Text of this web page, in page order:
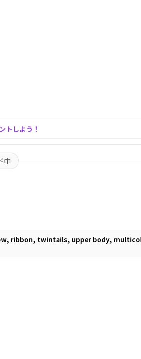
トしよう！
中
ribbon, twintails, upper body,